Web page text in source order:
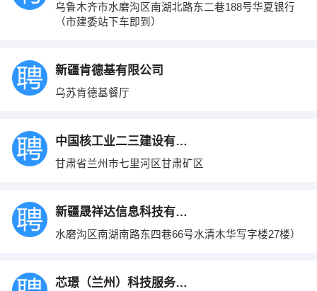
乌鲁木齐市水磨沟区南湖北路东二巷188号华夏银行
（市建委站下车即到）
新疆肯德基有限公司
乌苏肯德基餐厅
中国核工业二三建设有限公司
甘肃省兰州市七里河区甘肃矿区
新疆晟祥达信息科技有限责任公司
水磨沟区南湖南路东四巷66号水清木华写字楼27楼）
芯璟（兰州）科技服务有限公司